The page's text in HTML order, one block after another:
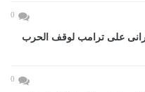
0
على ترامب لوقف الحرب
0